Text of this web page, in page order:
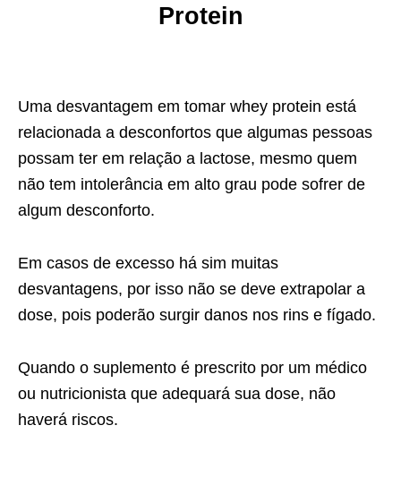
Protein
Uma desvantagem em tomar whey protein está
relacionada a desconfortos que algumas pessoas
possam ter em relação a lactose, mesmo quem
não tem intolerância em alto grau pode sofrer de
algum desconforto.
Em casos de excesso há sim muitas
desvantagens, por isso não se deve extrapolar a
dose, pois poderão surgir danos nos rins e fígado.
Quando o suplemento é prescrito por um médico
ou nutricionista que adequará sua dose, não
haverá riscos.